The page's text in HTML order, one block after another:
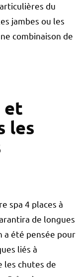
du
jambes ou les
combinaison de
et
les
spa 4 places à
de longues
a été pensée pour
liés à
les chutes de